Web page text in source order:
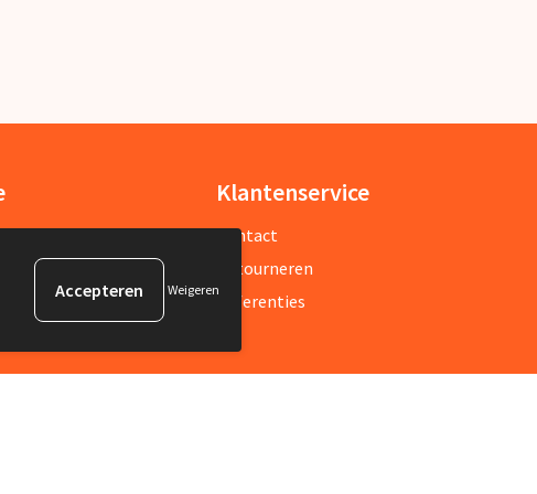
Klantenservice
Contact
Retourneren
Referenties
Weigeren